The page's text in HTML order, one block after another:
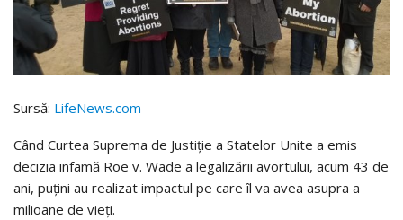
Sursă: LifeNews.com
Când Curtea Suprema de Justiție a Statelor Unite a emis
decizia infamă Roe v. Wade a legalizării avortului, acum 43 de
ani, puțini au realizat impactul pe care îl va avea asupra a
milioane de vieți.